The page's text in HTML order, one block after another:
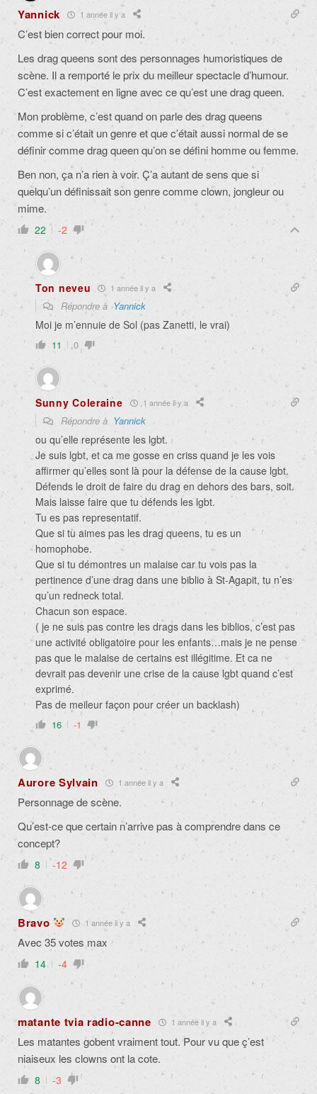
Yannick 1 année il y a
C’est bien correct pour moi.
Les drag queens sont des personnages humoristiques de
scène. Il a remporté le prix du meilleur spectacle d’humour.
C’est exactement en ligne avec ce qu’est une drag queen.
Mon problème, c’est quand on parle des drag queens
comme si c’était un genre et que c’était aussi normal de se
définir comme drag queen qu’on se défini homme ou femme.
Ben non, ça n’a rien à voir. Ç’a autant de sens que si
quelqu’un définissait son genre comme clown, jongleur ou
mime.
22 -2
Ton neveu 1 année il y a
Répondre àYannick
Moi je m’ennuie de Sol (pas Zanetti, le vrai)
11 0
Sunny Coleraine 1 année il y a
Répondre à Yannick
ou qu’elle représente les lgbt.
Je suis lgbt, et ca me gosse en criss quand je les vois
affirmer qu’elles sont là pour la défense de la cause lgbt.
Défends le droit de faire du drag en dehors des bars, soit.
Mais laisse faire que tu défends les lgbt.
Tu es pas representatif.
Que si tu aimes pas les drag queens, tu es un
homophobe.
Que si tu démontres un malaise car tu vois pas la
pertinence d’une drag dans une biblio à St-Agapit, tu n’es
qu’un redneck total.
Chacun son espace.
( je ne suis pas contre les drags dans les biblios, c’est pas
une activité obligatoire pour les enfants…mais je ne pense
pas que le malaise de certains est illégitime. Et ca ne
devrait pas devenir une crise de la cause lgbt quand c’est
exprimé.
Pas de meileur façon pour créer un backlash)
16 -1
Aurore Sylvain 1 année il y a
Personnage de scène.
Qu’est-ce que certain n’arrive pas à comprendre dans ce
concept?
8 -12
Bravo 1 année il y a
Avec 35 votes max
14 -4
matante tvia radio-canne 1 année il y a
Les matantes gobent vraiment tout. Pour vu que ç’est
niaiseux les clowns ont la cote.
8 -3